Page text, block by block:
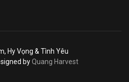
Hy Vọng & Tình Yêu
byQuang Harvest